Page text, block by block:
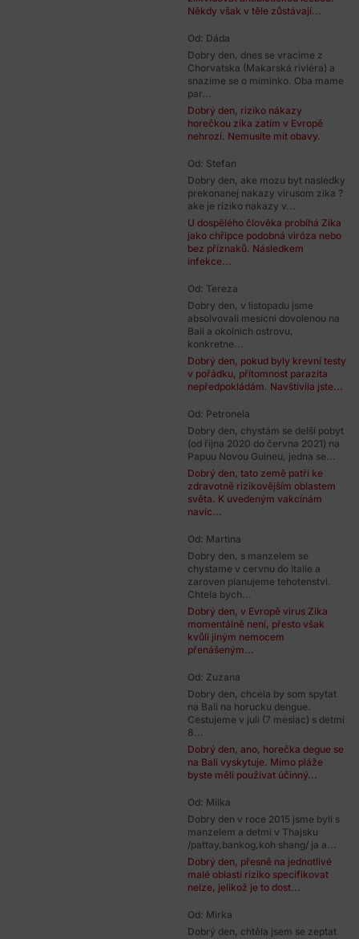
Někdy však v těle zůstávají...
Od: Dáda
Dobry den, dnes se vracime z
Chorvatska (Makarská riviéra) a
snazime se o miminko. Oba mame
par...
Dobrý den, riziko nákazy
horečkou zika zatím v Evropě
nehrozí. Nemusíte mít obavy.
Od: Stefan
Dobry den, ake mozu byt nasledky
prekonanej nakazy virusom zika ?
ake je riziko nakazy v...
U dospělého člověka probíhá Zika
jako chřipce podobná viróza nebo
bez příznaků. Následkem
infekce...
Od: Tereza
Dobry den, v listopadu jsme
absolvovali mesicni dovolenou na
Bali a okolnich ostrovu,
konkretne...
Dobrý den, pokud byly krevní testy
v pořádku, přítomnost parazita
nepředpokládám. Navštívila jste...
Od: Petronela
Dobry den, chystám se delší pobyt
(od října 2020 do června 2021) na
Papuu Novou Guineu, jedna se...
Dobrý den, tato země patří ke
zdravotně rizikovějším oblastem
světa. K uvedeným vakcínám
navíc...
Od: Martina
Dobry den, s manzelem se
chystame v cervnu do Italie a
zaroven planujeme tehotenstvi.
Chtela bych...
Dobrý den, v Evropě virus Zika
momentálně není, přesto však
kvůli jiným nemocem
přenášeným...
Od: Zuzana
Dobry den, chcela by som spytat
na Bali na horucku dengue.
Cestujeme v juli (7 mesiac) s detmi
8...
Dobrý den, ano, horečka degue se
na Bali vyskytuje. Mimo pláže
byste měli používat účinný...
Od: Milka
Dobry den v roce 2015 jsme byli s
manzelem a detmi v Thajsku
/pattay,bankog,koh shang/ ja a...
Dobrý den, přesně na jednotlivé
malé oblasti riziko specifikovat
nelze, jelikož je to dost...
Od: Mirka
Dobrý den, chtěla jsem se zeptat